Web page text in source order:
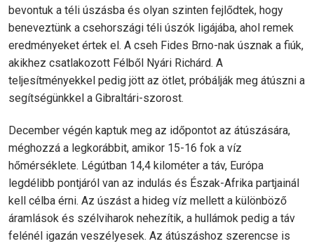
bevontuk a téli úszásba és olyan szinten fejlődtek, hogy
beneveztünk a csehországi téli úszók ligájába, ahol remek
eredményeket értek el. A cseh Fides Brno-nak úsznak a fiúk,
akikhez csatlakozott Félből Nyári Richárd. A
teljesítményekkel pedig jött az ötlet, próbálják meg átúszni a
segítségünkkel a Gibraltári-szorost.
December végén kaptuk meg az időpontot az átúszására,
méghozzá a legkorábbit, amikor 15-16 fok a víz
hőmérséklete. Légútban 14,4 kilométer a táv, Európa
legdélibb pontjáról van az indulás és Észak-Afrika partjainál
kell célba érni. Az úszást a hideg víz mellett a különböző
áramlások és szélviharok nehezítik, a hullámok pedig a táv
felénél igazán veszélyesek. Az átúszáshoz szerencse is